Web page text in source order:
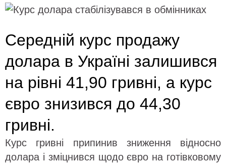
Середній курс продажу
долара в Україні залишився
на рівні 41,90 гривні, а курс
євро знизився до 44,30
гривні.
Курс гривні припинив зниження відносно
долара і зміцнився щодо євро на готівковому